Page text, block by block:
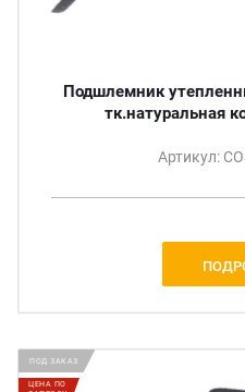
Подшлемник
тк.натуральная
Артикул:
ПОД ЗАКАЗ
ЦЕНА ПО